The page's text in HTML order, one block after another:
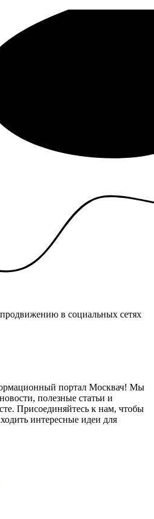
в социальных сетях
портал Москвач! Мы
полезные статьи и
Присоединяйтесь к нам, чтобы
интересные идеи для